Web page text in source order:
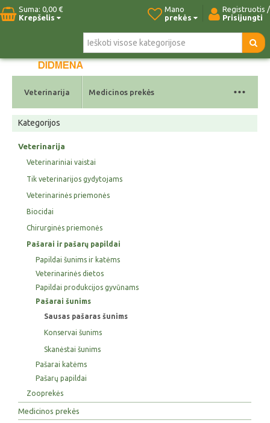
Suma: 0,00 €
Krepšelis
Registruotis /
Prisijungti
Mano
prekės
Pradžia Naujos prekės Kontaktai
Veterinarija Medicinos prekės ...
Kategorijos
Veterinarija
Veterinariniai vaistai
Tik veterinarijos gydytojams
Veterinarinės priemonės
Biocidai
Chirurginės priemonės
Pašarai ir pašarų papildai
Papildai šunims ir katėms
Veterinarinės dietos
Papildai produkcijos gyvūnams
Pašarai šunims
Sausas pašaras šunims
Konservai šunims
Skanėstai šunims
Pašarai katėms
Pašarų papildai
Zooprekės
Medicinos prekės